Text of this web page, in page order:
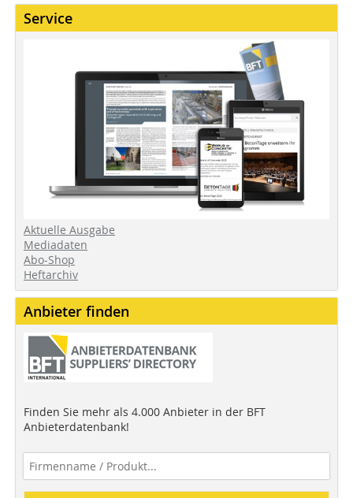
Service
Aktuelle Ausgabe
Mediadaten
Abo-Shop
Heftarchiv
Anbieter finden
Finden Sie mehr als 4.000 Anbieter in der BFT
Anbieterdatenbank!